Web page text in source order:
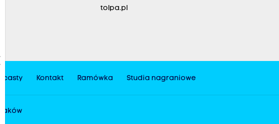
tolpa.pl
Kontakt Ramówka Studia nagraniowe